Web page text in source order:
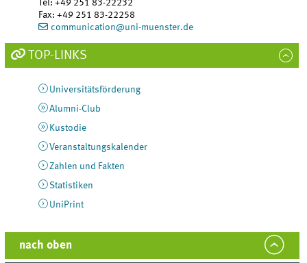
Tel:+49 251 83-22232
Fax:+49 251 83-22258
communication@uni-muenster.de
TOP-LINKS
Universitätsförderung
Alumni-Club
Kustodie
Veranstaltungskalender
Zahlen und Fakten
Statistiken
UniPrint
nach oben